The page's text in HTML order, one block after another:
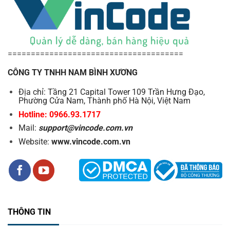
======================================
CÔNG TY TNHH NAM BÌNH XƯƠNG
Địa chỉ: Tầng 21 Capital Tower 109 Trần Hưng Đạo,
Phường Cửa Nam, Thành phố Hà Nội, Việt Nam
Hotline: 0966.93.1717
Mail: support@vincode.com.vn
Website: www.vincode.com.vn
THÔNG TIN